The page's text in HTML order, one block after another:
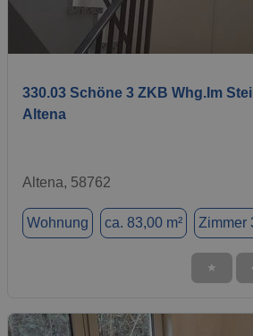
330.03 Schöne 3 ZKB Whg.Im
Altena
Altena, 58762
Wohnung ca. 83,00 m² Zimmer
★